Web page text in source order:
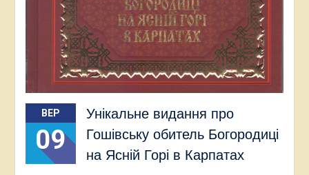
ВЕР
09
Унікальне видання про
Гошівську обитель Богородиці
на Ясній Горі в Карпатах